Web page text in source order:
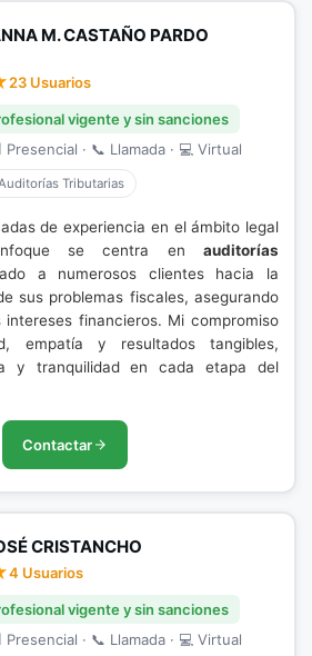
M. CASTAÑO PARDO
23 Usuarios
vigente y sin sanciones
Presencial · 📞 Llamada · 💻 Virtual
Tributarias
de experiencia en el ámbito legal
se centra en auditorías
a numerosos clientes hacia la
sus problemas fiscales, asegurando
financieros. Mi compromiso
empatía y resultados tangibles,
y tranquilidad en cada etapa del
Contactar
CRISTANCHO
4 Usuarios
vigente y sin sanciones
Presencial · 📞 Llamada · 💻 Virtual